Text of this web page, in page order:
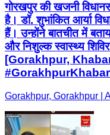
गोरखपुर की खजनी
है। डॉ. शुभांकित आर्या
हैं। उन्होंने बातचीत में
और निशुल्क स्वास्थ्य
[Gorakhpur,
Gorakhpur, Gorakhpur |